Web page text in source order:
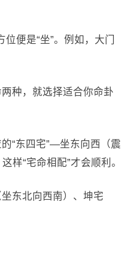
便是“坐”。例如，大门
种，就选择适合你命卦
“东四宅”—坐东向西（震
样“宅命相配”才会顺利。
东北向西南）、坤宅